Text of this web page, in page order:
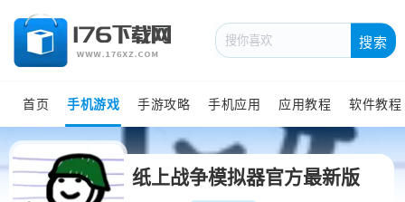
搜索
首页 手机游戏 手游攻略 手机应用 应用教程 软件教程
纸上战争模拟器官方最新版